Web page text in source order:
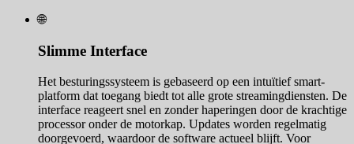
🌐
Slimme Interface
Het besturingssysteem is gebaseerd op een intuïtief smart-
platform dat toegang biedt tot alle grote streamingdiensten. De
interface reageert snel en zonder haperingen door de krachtige
processor onder de motorkap. Updates worden regelmatig
doorgevoerd, waardoor de software actueel blijft. Voor